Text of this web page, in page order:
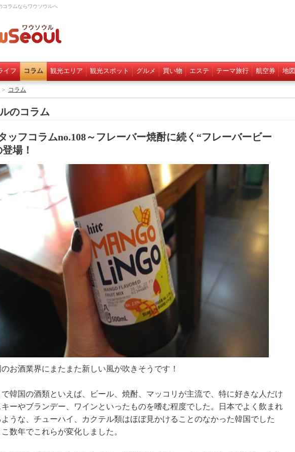
コラムならワウソウルへ
イフ コラム 観光エリア 観光スポット グルメ 買い物 エステ テーマ旅行 航空券 地図
＞ コラム
のコラム
ッフコラムno.108～フレーバー焼酎に続く“フレーバービー
場！
お酒業界にまたまた新しい風が吹きそうです！
で韓国の酒類といえば、ビール、焼酎、マッコリが主流で、特に好きな人だけ
キーやブランデー、ワインといったものを嗜む程度でした。日本でよく飲まれ
ような、チューハイ、カクテル類はほぼ見かけることのなかった韓国でした
数年でこれらが変化しました。